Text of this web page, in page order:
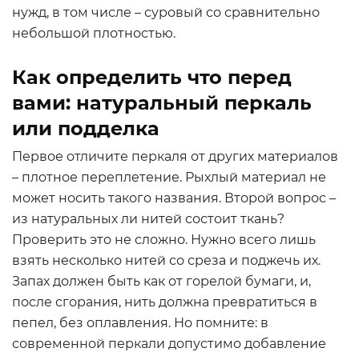
нужд, в том числе – суровый со сравнительно
небольшой плотностью.
Как определить что перед
вами: натуральный перкаль
или подделка
Первое отличите перкаля от других материалов
– плотное переплетение. Рыхлый материал не
может носить такого названия. Второй вопрос –
из натуральных ли нитей состоит ткань?
Проверить это не сложно. Нужно всего лишь
взять несколько нитей со среза и поджечь их.
Запах должен быть как от горелой бумаги, и,
после сгорания, нить должна превратиться в
пепел, без оплавления. Но помните: в
современной перкали допустимо добавление